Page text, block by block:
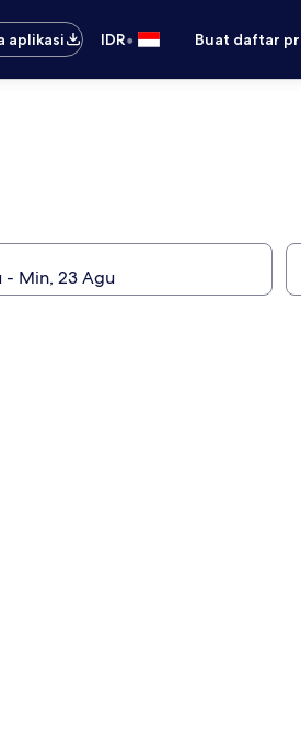
aplikasi
IDR• Buat daftar